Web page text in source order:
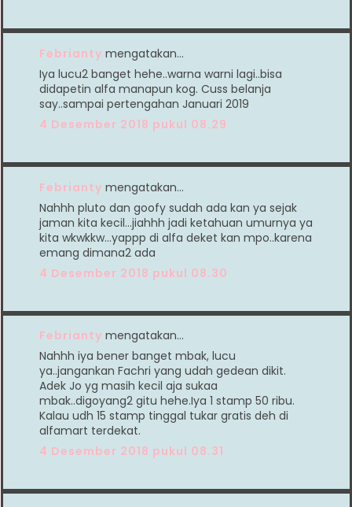
Febrianty mengatakan…
Iya lucu2 banget hehe..warna warni lagi..bisa
didapetin alfa manapun kog. Cuss belanja
say..sampai pertengahan Januari 2019
4 Desember 2018 pukul 08.29
Febrianty mengatakan…
Nahhh pluto dan goofy sudah ada kan ya sejak
jaman kita kecil...jiahhh jadi ketahuan umurnya ya
kita wkwkkw...yappp di alfa deket kan mpo..karena
emang dimana2 ada
4 Desember 2018 pukul 08.30
Febrianty mengatakan…
Nahhh iya bener banget mbak, lucu
ya..jangankan Fachri yang udah gedean dikit.
Adek Jo yg masih kecil aja sukaa
mbak..digoyang2 gitu hehe.Iya 1 stamp 50 ribu.
Kalau udh 15 stamp tinggal tukar gratis deh di
alfamart terdekat.
4 Desember 2018 pukul 08.31